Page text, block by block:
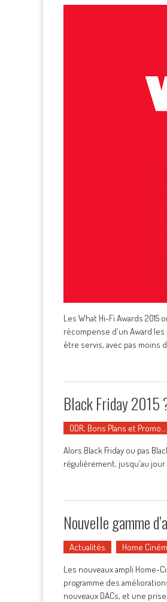
Les What Hi-Fi Awards
récompense d'un Award les
être servis, avec pas moins
Black Friday 2015
ODR, Bons Plans et Promo…
Alors Black Friday ou pas
régulièrement, jusqu'au
Nouvelle gamme
Actualités Home
Les nouveaux ampli Home-
programme des
nouveaux DACs, et une